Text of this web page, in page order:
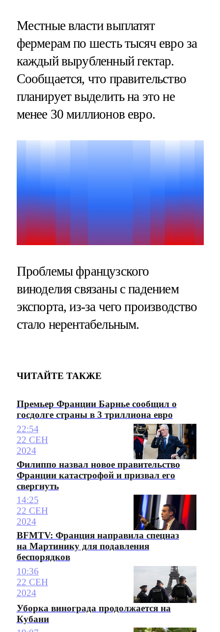
Местные власти выплатят
фермерам по шесть тысяч евро за
каждый вырубленный гектар.
Сообщается, что правительство
планирует выделить на это не
менее 30 миллионов евро.
Проблемы французского
виноделия связаны с падением
экспорта, из-за чего производство
стало нерентабельным.
ЧИТАЙТЕ ТАКЖЕ
Премьер Франции Барнье сообщил о
госдолге страны в 3 триллиона евро
22:54
22 СЕН
2024
Филиппо назвал новое правительство
Франции катастрофой и призвал его
свергнуть
14:25
22 СЕН
2024
BFMTV: Франция направила спецназ
на Мартинику для подавления
беспорядков
10:36
22 СЕН
2024
Уборка винограда продолжается на
Кубани